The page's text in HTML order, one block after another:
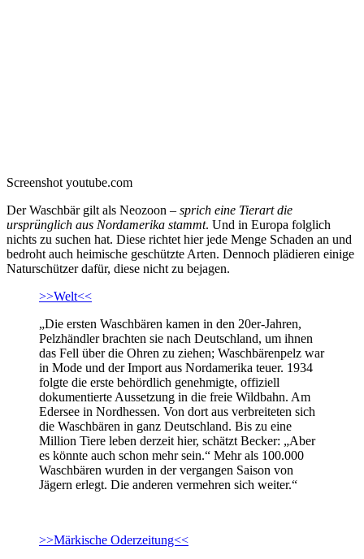
Screenshot youtube.com
Der Waschbär gilt als Neozoon – sprich eine Tierart die
ursprünglich aus Nordamerika stammt. Und in Europa folglich
nichts zu suchen hat. Diese richtet hier jede Menge Schaden an und
bedroht auch heimische geschützte Arten. Dennoch plädieren einige
Naturschützer dafür, diese nicht zu bejagen.
>>Welt<<
„Die ersten Waschbären kamen in den 20er-Jahren,
Pelzhändler brachten sie nach Deutschland, um ihnen
das Fell über die Ohren zu ziehen; Waschbärenpelz war
in Mode und der Import aus Nordamerika teuer. 1934
folgte die erste behördlich genehmigte, offiziell
dokumentierte Aussetzung in die freie Wildbahn. Am
Edersee in Nordhessen. Von dort aus verbreiteten sich
die Waschbären in ganz Deutschland. Bis zu eine
Million Tiere leben derzeit hier, schätzt Becker: „Aber
es könnte auch schon mehr sein.“ Mehr als 100.000
Waschbären wurden in der vergangen Saison von
Jägern erlegt. Die anderen vermehren sich weiter.“
>>Märkische Oderzeitung<<